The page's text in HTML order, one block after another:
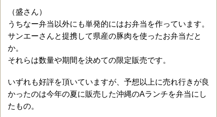
（盛さん）
うちなー弁当以外にも単発的にはお弁当を作っています。
サンエーさんと提携して県産の豚肉を使ったお弁当だと
か。
それらは数量や期間を決めての限定販売です。
いずれも好評を頂いていますが、予想以上に売れ行きが良
かったのは今年の夏に販売した沖縄のAランチを弁当にし
たもの。